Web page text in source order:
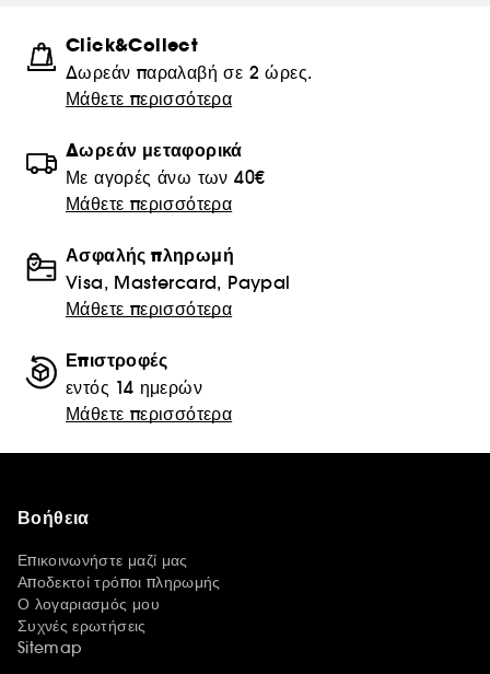
Click&Collect
Δωρεάν παραλαβή σε 2 ώρες.
Μάθετε περισσότερα
Δωρεάν μεταφορικά
Με αγορές άνω των 40€
Μάθετε περισσότερα
Ασφαλής πληρωμή
Visa, Mastercard, Paypal
Μάθετε περισσότερα
Επιστροφές
εντός 14 ημερών
Μάθετε περισσότερα
Βοήθεια
Επικοινωνήστε μαζί μας
Αποδεκτοί τρόποι πληρωμής
Ο λογαριασμός μου
Συχνές ερωτήσεις
Sitemap